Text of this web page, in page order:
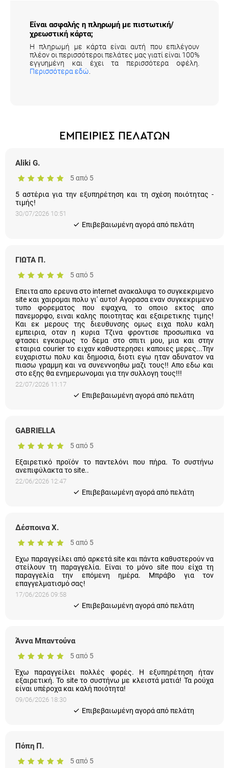
Είναι ασφαλής η πληρωμή με πιστωτική/
χρεωστική κάρτα;
Η πληρωμή με κάρτα είναι αυτή που επιλέγουν
πλέον οι περισσότεροι πελάτες μας γιατί είναι 100%
εγγυημένη και έχει τα περισσότερα οφέλη.
Περισσότερα εδώ
ΕΜΠΕΙΡΙΕΣ ΠΕΛΑΤΩΝ
Aliki G.
5 από 5
5 αστέρια για την εξυπηρέτηση και τη σχέση ποιότητας -
τιμής!
30/07/2026 10:51
Eπιβεβαιωμένη αγορά από πελάτη
ΓΙΩΤΑ Π.
5 από 5
Επειτα απο ερευνα στο internet ανακαλυψα το συγκεκριμενο
site και χαιρομαι πολυ γι' αυτο! Αγορασα εναν συγκεκριμενο
τυπο φορεματος που εψαχνα, το οποιο εκτος απο
πανεμορφο, ειναι καλης ποιοτητας και εξαιρετικης τιμης!
Και εκ μερους της διευθυνσης ομως ειχα πολυ καλη
εμπειρια, οταν η κυρια Τζινα φροντισε προσωπικα να
φτασει εγκαιρως το δεμα στο σπιτι μου, μια και στην
εταιρια courier το ειχαν καθυστερησει καποιες μερες...Την
ευχαριστω πολυ και δημοσια, διοτι εγω ηταν αδυνατον να
πιασω γραμμη και να συνεννοηθω μαζι τους!! Απο εδω και
στο εξης θα ενημερωνομαι για την συλλογη τους!!!
22/07/2026 11:17
Eπιβεβαιωμένη αγορά από πελάτη
GABRIELLA
5 από 5
Εξαιρετικό προϊόν το παντελόνι που πήρα. Το συστήνω
ανεπιφύλακτα το site..
22/06/2026 12:47
Eπιβεβαιωμένη αγορά από πελάτη
Δέσποινα Χ.
5 από 5
Εχω παραγγείλει από αρκετά site και πάντα καθυστερούν να
στείλουν τη παραγγελία. Είναι το μόνο site που είχα τη
παραγγελία την επόμενη ημέρα. Μπράβο για τον
επαγγελματισμό σας!
17/06/2026 09:58
Eπιβεβαιωμένη αγορά από πελάτη
Άννα Μπαντούνα
5 από 5
Έχω παραγγείλει πολλές φορές. Η εξυπηρέτηση ήταν
εξαιρετική. Το site το συστήνω με κλειστά ματιά! Τα ρούχα
είναι υπέροχα και καλή ποιότητα!
09/06/2026 18:30
Eπιβεβαιωμένη αγορά από πελάτη
Πόπη Π.
5 από 5